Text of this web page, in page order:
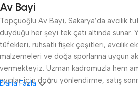
Av Bayi
Topçuoğlu Av Bayi, Sakarya’da avcılık
duyduğu her şeyi tek çatı altında sunar.
tüfekleri, ruhsatlı fişek çeşitleri, avcılık
malzemeleri ve doğa sporlarına uygun
vermekteyiz. Uzman kadromuzla hem
avcılar için doğru yönlendirme, satış
Daha Fazla